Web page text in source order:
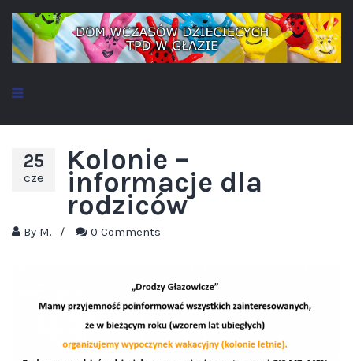
25
cze
Kolonie –
informacje dla
rodziców
By M. / 0 Comments